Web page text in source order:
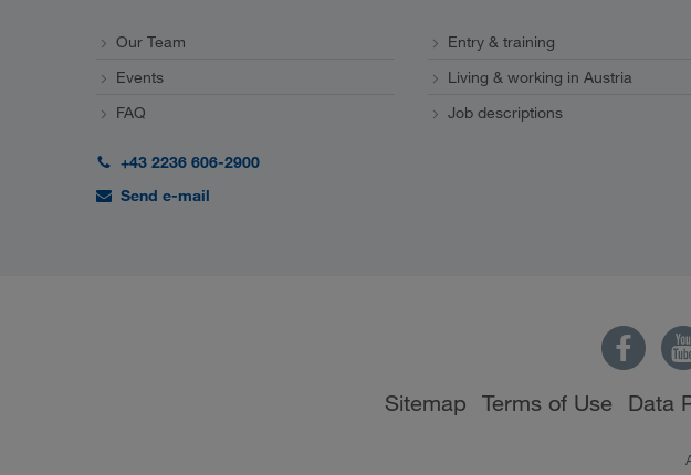
Our Team
Events
FAQ
+43 2236 606-2900
Send e-mail
Entry & training
Living & working in Austria
Job descriptions
Sitemap Terms of Use Data